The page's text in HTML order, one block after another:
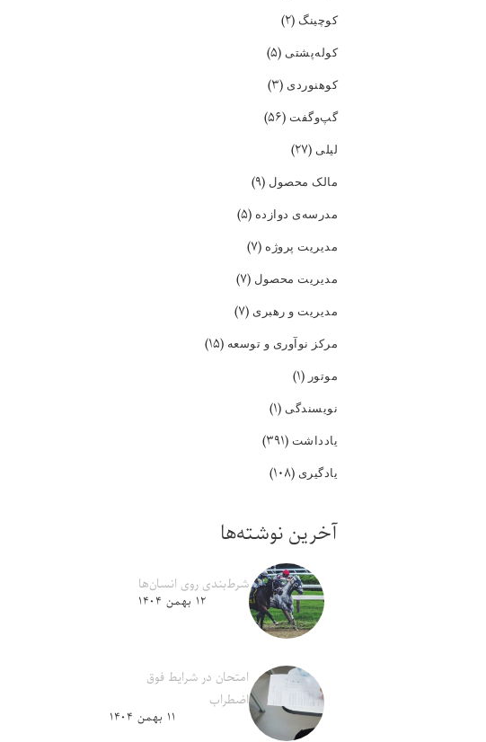
کوچینگ (۲)
کوله‌پشتی (۵)
کوهنوردی (۳)
گپ‌و‌گفت (۵۶)
لیلی (۲۷)
مالک محصول (۹)
مدرسه‌ی دوازده (۵)
مدیریت پروژه (۷)
مدیریت محصول (۷)
مدیریت و رهبری (۷)
مرکز نوآوری و توسعه (۱۵)
موتور(۱)
نویسندگی (۱)
یادداشت (۳۹۱)
یادگیری (۱۰۸)
آخرین نوشته‌ها
شرط‌بندی روی انسان‌ها
۱۲ بهمن ۱۴۰۴
امتحان در شرایط فوق
اضطراب
۱۱ بهمن ۱۴۰۴